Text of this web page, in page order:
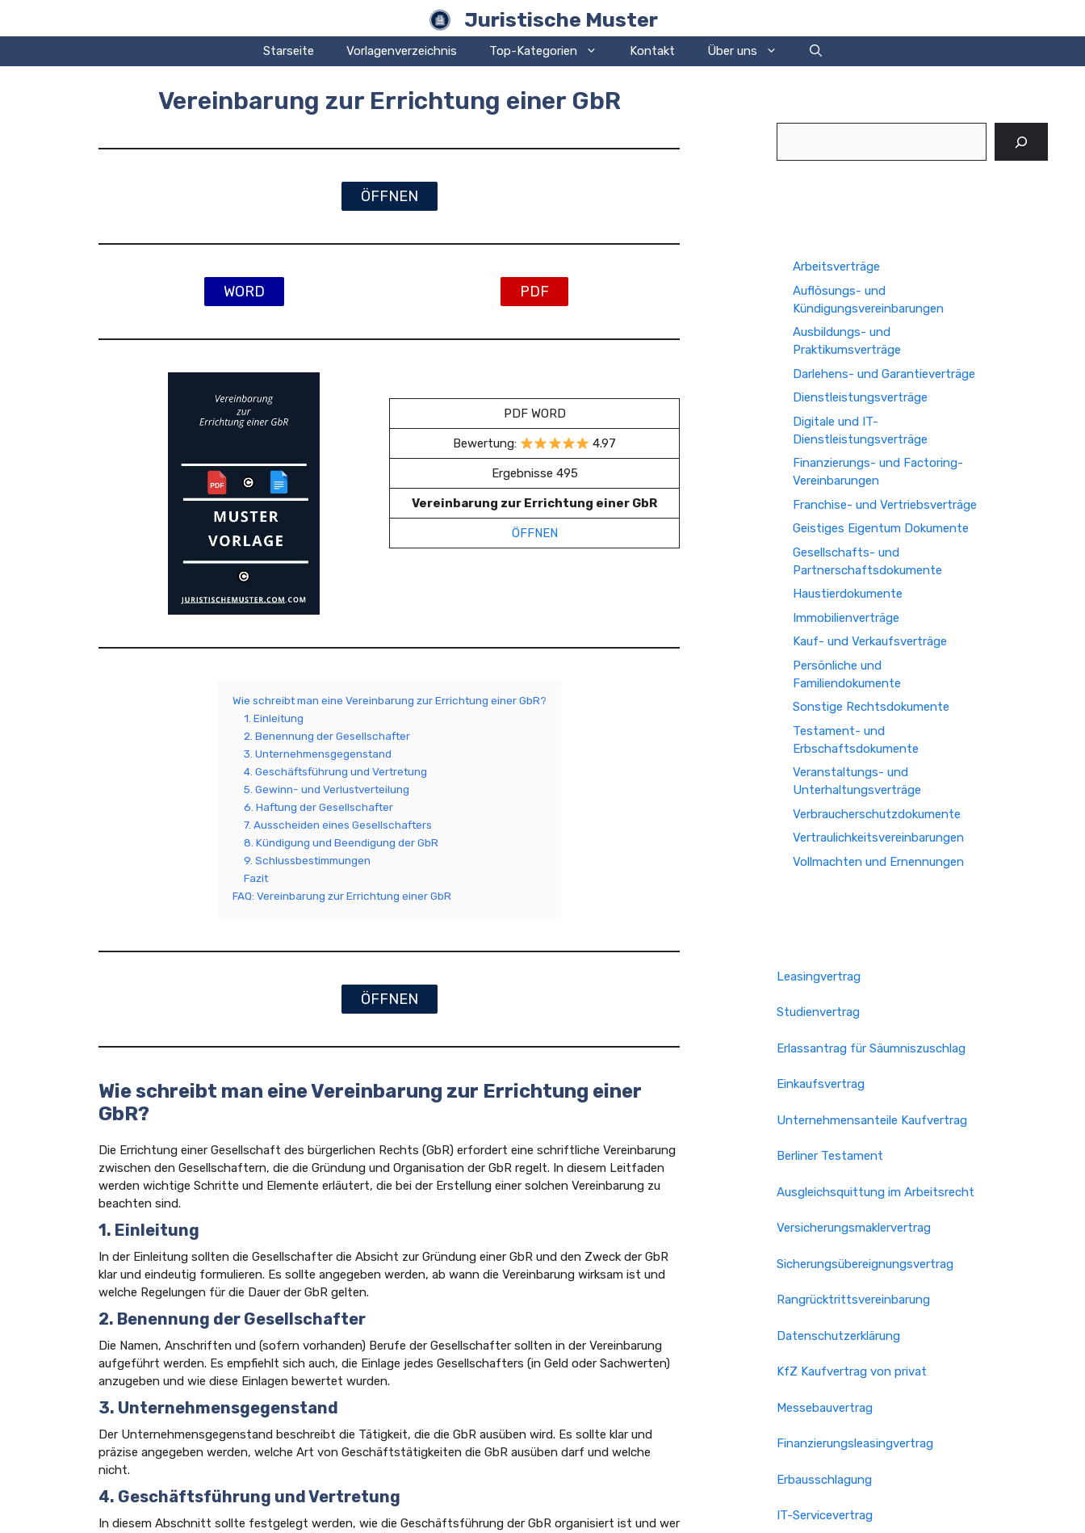
Juristische Muster
Starseite Vorlagenverzeichnis Top-Kategorien Kontakt Über uns
Vereinbarung zur Errichtung einer GbR
ÖFFNEN
WORD PDF
PDF WORD
Bewertung: 4.97
Ergebnisse 495
Vereinbarung zur Errichtung einer GbR
ÖFFNEN
Wie schreibt man eine Vereinbarung zur Errichtung einer GbR?
1. Einleitung
2. Benennung der Gesellschafter
3. Unternehmensgegenstand
4. Geschäftsführung und Vertretung
5. Gewinn- und Verlustverteilung
6. Haftung der Gesellschafter
7. Ausscheiden eines Gesellschafters
8. Kündigung und Beendigung der GbR
9. Schlussbestimmungen
Fazit
FAQ: Vereinbarung zur Errichtung einer GbR
ÖFFNEN
Wie schreibt man eine Vereinbarung zur Errichtung einer
GbR?
Die Errichtung einer Gesellschaft des bürgerlichen Rechts (GbR) erfordert eine schriftliche Vereinbarung
zwischen den Gesellschaftern, die die Gründung und Organisation der GbR regelt. In diesem Leitfaden
werden wichtige Schritte und Elemente erläutert, die bei der Erstellung einer solchen Vereinbarung zu
beachten sind.
1. Einleitung
In der Einleitung sollten die Gesellschafter die Absicht zur Gründung einer GbR und den Zweck der GbR
klar und eindeutig formulieren. Es sollte angegeben werden, ab wann die Vereinbarung wirksam ist und
welche Regelungen für die Dauer der GbR gelten.
2. Benennung der Gesellschafter
Die Namen, Anschriften und (sofern vorhanden) Berufe der Gesellschafter sollten in der Vereinbarung
aufgeführt werden. Es empfiehlt sich auch, die Einlage jedes Gesellschafters (in Geld oder Sachwerten)
anzugeben und wie diese Einlagen bewertet wurden.
3. Unternehmensgegenstand
Der Unternehmensgegenstand beschreibt die Tätigkeit, die die GbR ausüben wird. Es sollte klar und
präzise angegeben werden, welche Art von Geschäftstätigkeiten die GbR ausüben darf und welche
nicht.
4. Geschäftsführung und Vertretung
In diesem Abschnitt sollte festgelegt werden, wie die Geschäftsführung der GbR organisiert ist und wer
Arbeitsverträge
Auflösungs- und
Kündigungsvereinbarungen
Ausbildungs- und
Praktikumsverträge
Darlehens- und Garantieverträge
Dienstleistungsverträge
Digitale und IT-
Dienstleistungsverträge
Finanzierungs- und Factoring-
Vereinbarungen
Franchise- und Vertriebsverträge
Geistiges Eigentum Dokumente
Gesellschafts- und
Partnerschaftsdokumente
Haustierdokumente
Immobilienverträge
Kauf- und Verkaufsverträge
Persönliche und
Familiendokumente
Sonstige Rechtsdokumente
Testament- und
Erbschaftsdokumente
Veranstaltungs- und
Unterhaltungsverträge
Verbraucherschutzdokumente
Vertraulichkeitsvereinbarungen
Vollmachten und Ernennungen
Leasingvertrag
Studienvertrag
Erlassantrag für Säumniszuschlag
Einkaufsvertrag
Unternehmensanteile Kaufvertrag
Berliner Testament
Ausgleichsquittung im Arbeitsrecht
Versicherungsmaklervertrag
Sicherungsübereignungsvertrag
Rangrücktrittsvereinbarung
Datenschutzerklärung
KfZ Kaufvertrag von privat
Messebauvertrag
Finanzierungsleasingvertrag
Erbausschlagung
IT-Servicevertrag